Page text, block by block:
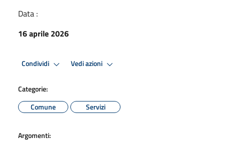
Data :
16 aprile 2026
Condividi Vedi azioni
Categorie:
Comune
Servizi
Argomenti: